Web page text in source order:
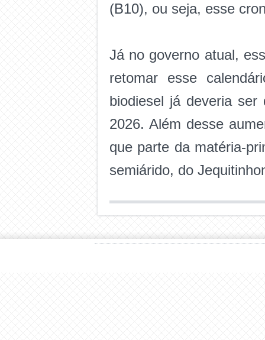
(B10), ou seja, esse
Já no governo atual,
retomar esse
biodiesel já deveria
2026. Além desse
que parte da matéria-
semiárido, do